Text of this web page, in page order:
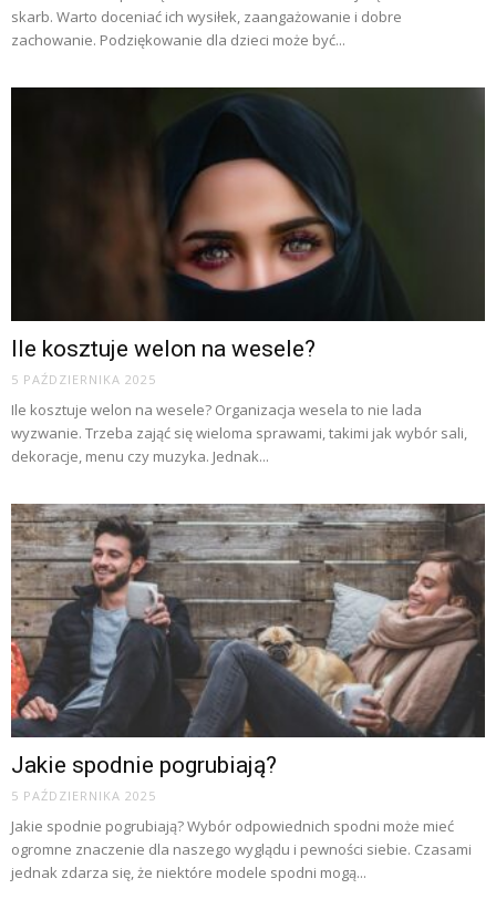
skarb. Warto doceniać ich wysiłek, zaangażowanie i dobre
zachowanie. Podziękowanie dla dzieci może być...
Ile kosztuje welon na wesele?
5 PAŹDZIERNIKA 2025
Ile kosztuje welon na wesele? Organizacja wesela to nie lada
wyzwanie. Trzeba zająć się wieloma sprawami, takimi jak wybór sali,
dekoracje, menu czy muzyka. Jednak...
Jakie spodnie pogrubiają?
5 PAŹDZIERNIKA 2025
Jakie spodnie pogrubiają? Wybór odpowiednich spodni może mieć
ogromne znaczenie dla naszego wyglądu i pewności siebie. Czasami
jednak zdarza się, że niektóre modele spodni mogą...